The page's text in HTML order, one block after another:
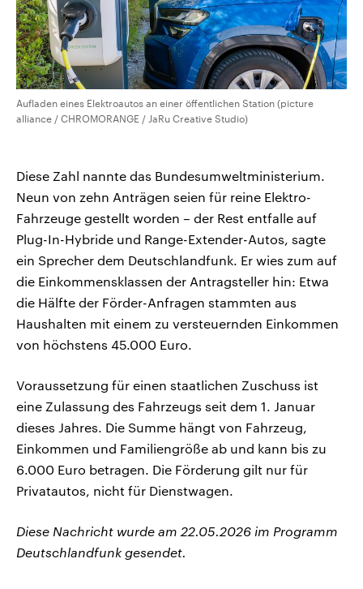
Aufladen eines Elektroautos an einer öffentlichen Station (picture
alliance / CHROMORANGE / JaRu Creative Studio)
Diese Zahl nannte das Bundesumweltministerium.
Neun von zehn Anträgen seien für reine Elektro-
Fahrzeuge gestellt worden – der Rest entfalle auf
Plug-In-Hybride und Range-Extender-Autos, sagte
ein Sprecher dem Deutschlandfunk. Er wies zum auf
die Einkommensklassen der Antragsteller hin: Etwa
die Hälfte der Förder-Anfragen stammten aus
Haushalten mit einem zu versteuernden Einkommen
von höchstens 45.000 Euro.
Voraussetzung für einen staatlichen Zuschuss ist
eine Zulassung des Fahrzeugs seit dem 1. Januar
dieses Jahres. Die Summe hängt von Fahrzeug,
Einkommen und Familiengröße ab und kann bis zu
6.000 Euro betragen. Die Förderung gilt nur für
Privatautos, nicht für Dienstwagen.
Diese Nachricht wurde am 22.05.2026 im Programm
Deutschlandfunk gesendet.